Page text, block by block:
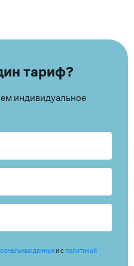
тариф?
индивидуальное
данныхи с политикой